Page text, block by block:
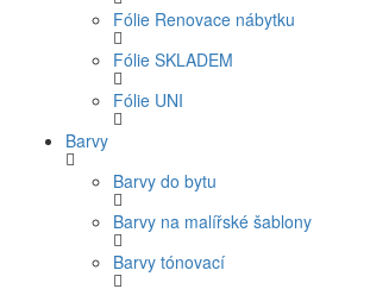
Fólie Renovace nábytku
Fólie SKLADEM
Fólie UNI
Barvy
Barvy do bytu
Barvy na malířské šablony
Barvy tónovací